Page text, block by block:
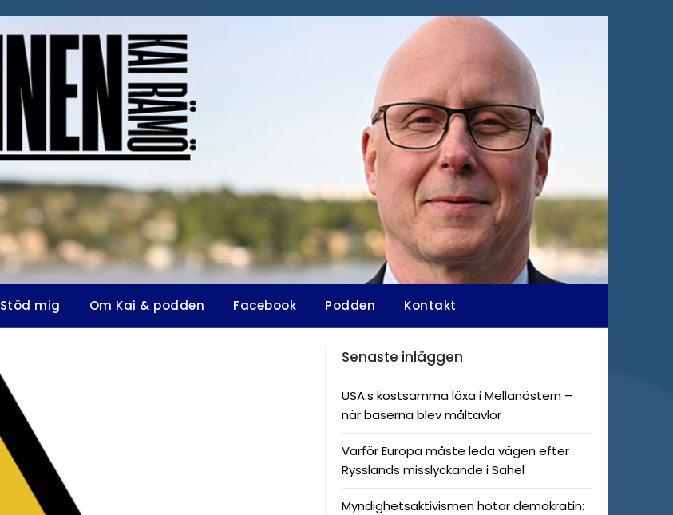
Stöd mig Om Kai & podden Facebook Podden Kontakt
Senaste inläggen
USA:s kostsamma läxa i Mellanöstern –
när baserna blev måltavlor
Varför Europa måste leda vägen efter
Rysslands misslyckande i Sahel
Myndighetsaktivismen hotar demokratin: